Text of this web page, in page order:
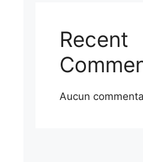
Recent
Aucun